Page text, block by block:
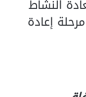
النشاط
إعادة